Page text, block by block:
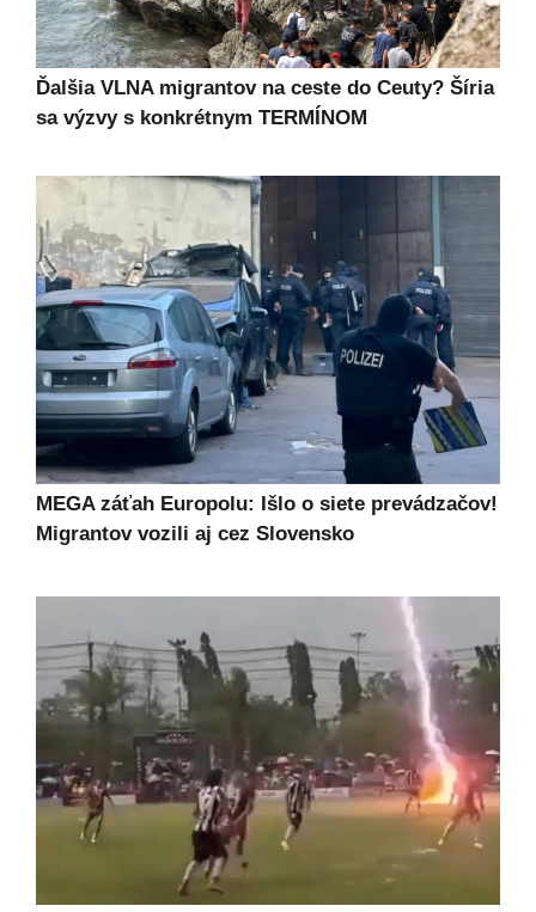
Ďalšia VLNA migrantov na ceste do Ceuty? Šíria
sa výzvy s konkrétnym TERMÍNOM
MEGA záťah Europolu: Išlo o siete prevádzačov!
Migrantov vozili aj cez Slovensko